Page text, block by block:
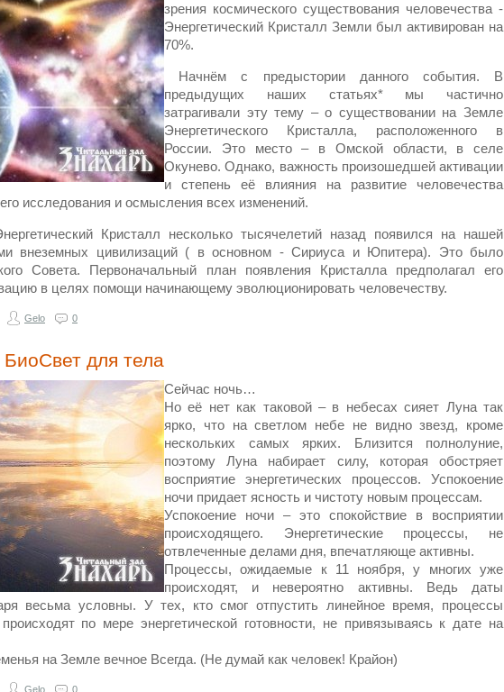
зрения космического существования человечества -
Энергетический Кристалл Земли был активирован на
70%.
Начнём с предыстории данного события. В
предыдущих наших статьях* мы частично
затрагивали эту тему – о существовании на Земле
Энергетического Кристалла, расположенного в
России. Это место – в Омской области, в селе
Окунево. Однако, важность произошедшей активации
и степень её влияния на развитие человечества
исследования и осмысления всех изменений.
Кристалл несколько тысячелетий назад появился на нашей
внеземных цивилизаций ( в основном - Сириуса и Юпитера). Это было
Совета. Первоначальный план появления Кристалла предполагал его
в целях помощи начинающему эволюционировать человечеству.
Gelo 0
для тела
Сейчас ночь…
Но её нет как таковой – в небесах сияет Луна так
ярко, что на светлом небе не видно звезд, кроме
нескольких самых ярких. Близится полнолуние,
поэтому Луна набирает силу, которая обостряет
восприятие энергетических процессов. Успокоение
ночи придает ясность и чистоту новым процессам.
Успокоение ночи – это спокойствие в восприятии
происходящего. Энергетические процессы, не
отвлеченные делами дня, впечатляюще активны.
Процессы, ожидаемые к 11 ноября, у многих уже
происходят, и невероятно активны. Ведь даты
весьма условны. У тех, кто смог отпустить линейное время, процессы
по мере энергетической готовности, не привязываясь к дате на
на Земле вечное Всегда. (Не думай как человек! Крайон)
Gelo 0